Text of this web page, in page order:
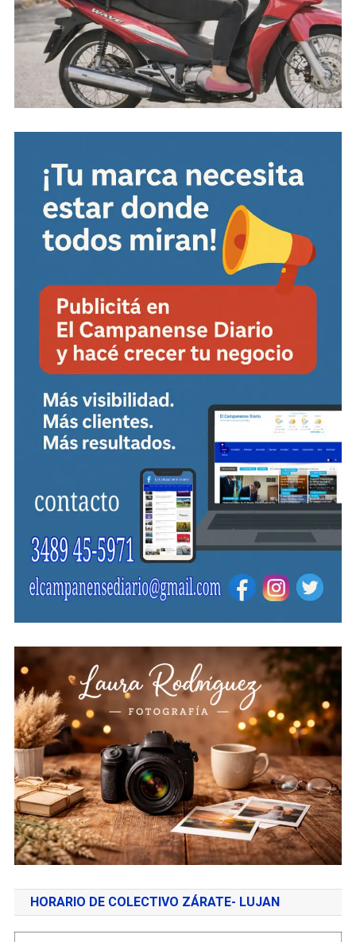
HORARIO DE COLECTIVO ZÁRATE- LUJAN